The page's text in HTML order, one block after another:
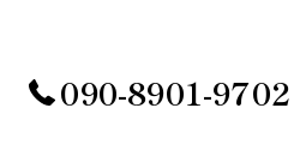
090-8901-9702